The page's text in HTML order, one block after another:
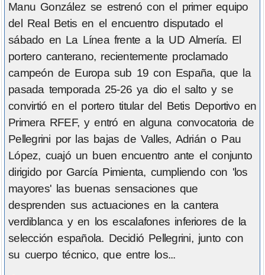
Manu González se estrenó con el primer equipo
del Real Betis en el encuentro disputado el
sábado en La Línea frente a la UD Almería. El
portero canterano, recientemente proclamado
campeón de Europa sub 19 con España, que la
pasada temporada 25-26 ya dio el salto y se
convirtió en el portero titular del Betis Deportivo en
Primera RFEF, y entró en alguna convocatoria de
Pellegrini por las bajas de Valles, Adrián o Pau
López, cuajó un buen encuentro ante el conjunto
dirigido por García Pimienta, cumpliendo con 'los
mayores' las buenas sensaciones que
desprenden sus actuaciones en la cantera
verdiblanca y en los escalafones inferiores de la
selección española. Decidió Pellegrini, junto con
su cuerpo técnico, que entre los...